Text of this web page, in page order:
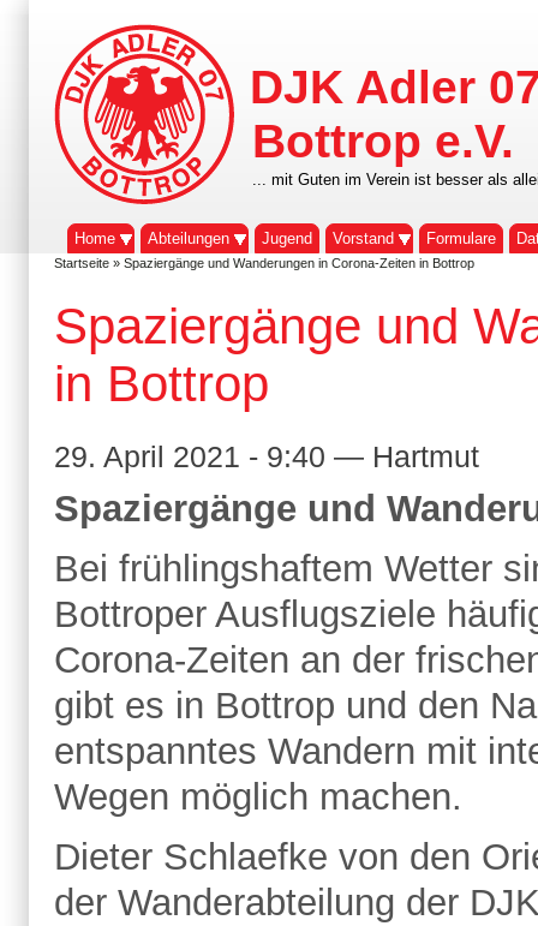
DJK Adler
Bottrop e.V.
... mit Guten im Verein ist besser als
Home Abteilungen Jugend Vorstand Formulare
Startseite » Spaziergänge und Wanderungen in Corona-Zeiten in Bottrop
Spaziergänge und
in Bottrop
29. April 2021 - 9:40 — Hartmut
Spaziergänge und
Bei frühlingshaftem Wetter
Bottroper Ausflugsziele
Corona-Zeiten an der
gibt es in Bottrop und den
entspanntes Wandern mit
Wegen möglich machen.
Dieter Schlaefke von den
der Wanderabteilung der